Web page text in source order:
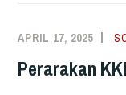
APRIL 17, 2025
Perarakan